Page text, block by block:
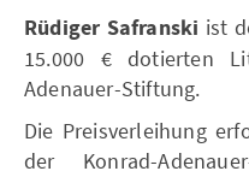
Rüdiger Safranski ist
15.000 € dotierten
Adenauer-Stiftung.
Die Preisverleihung
der Konrad-